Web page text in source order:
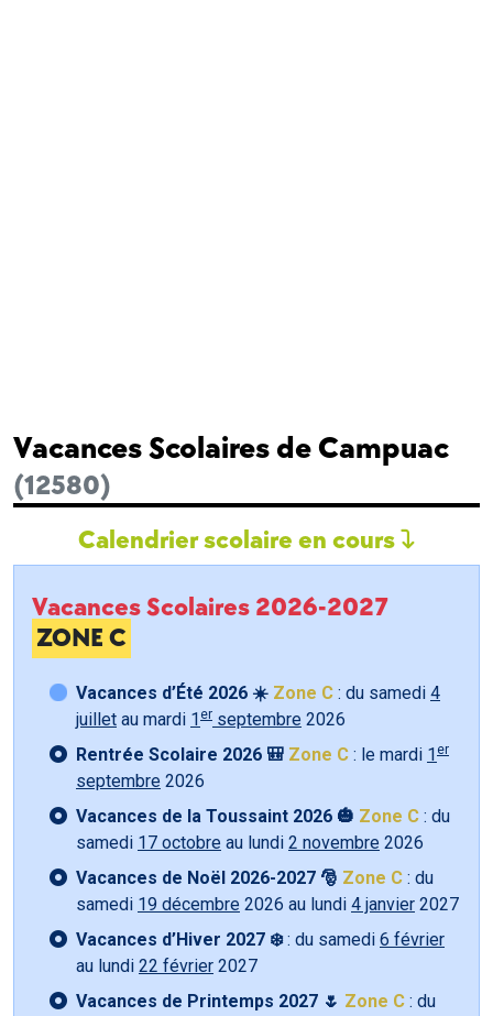
Vacances Scolaires de Campuac
(12580)
Calendrier scolaire en cours
Vacances Scolaires 2026-2027
ZONE C
Vacances d’Été 2026 ☀️ Zone C : du samedi 4
juillet au mardi 1 er septembre 2026
Rentrée Scolaire 2026 🎒 Zone C : le mardi 1 er
septembre 2026
Vacances de la Toussaint 2026 🎃 Zone C : du
samedi 17 octobre au lundi 2 novembre 2026
Vacances de Noël 2026-2027 🎅 Zone C : du
samedi 19 décembre 2026 au lundi 4 janvier 2027
Vacances d’Hiver 2027 ❄️: du samedi 6 février
au lundi 22 février 2027
Vacances de Printemps 2027 🌷 Zone C : du